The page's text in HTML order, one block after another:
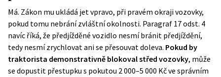
Má. Zákon mu ukládá jet vpravo, při pravém okraji vozovky,
pokud tomu nebrání zvláštní okolnosti. Paragraf 17 odst. 4
navíc říká, že předjížděné vozidlo nesmí bránit předjíždění,
tedy nesmí zrychlovat ani se přesouvat doleva. Pokud by
traktorista demonstrativně blokoval střed vozovky, může
se dopustit přestupku s pokutou 2 000–5 000 Kč ve správním